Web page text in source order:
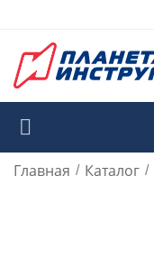
Главная / Каталог /